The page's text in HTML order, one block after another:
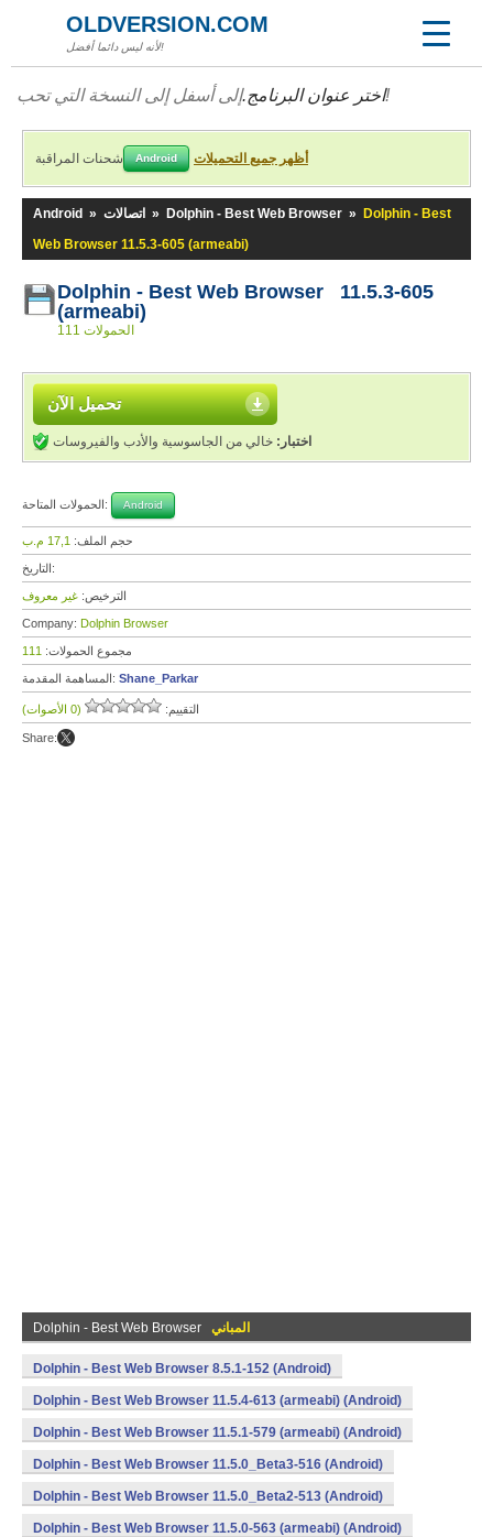
OLDVERSION.COM
لأنه ليس دائما أفضل!
اختر عنوان البرنامج.إلى أسفل إلى النسخة التي تحب!
شحنات المراقبة Android أظهر جميع التحميلات
Android » اتصالات » Dolphin - Best Web Browser »
Dolphin - Best
Web Browser 11.5.3-605 (armeabi)
Dolphin - Best Web Browser 11.5.3-605
(armeabi)
111 الحمولات
تحميل الآن
اختبار: خالي من الجاسوسية والأدب والفيروسات
الحمولات المتاحة: Android
حجم الملف: 17,1 م.ب
التاريخ:
الترخيص: غير معروف
Company: Dolphin Browser
مجموع الحمولات: 111
المساهمة المقدمة: Shane_Parkar
التقييم: (0 الأصوات)
Share:
Dolphin - Best Web Browser المباني
Dolphin - Best Web Browser 8.5.1-152 (Android)
Dolphin - Best Web Browser 11.5.4-613 (armeabi) (Android)
Dolphin - Best Web Browser 11.5.1-579 (armeabi) (Android)
Dolphin - Best Web Browser 11.5.0_Beta3-516 (Android)
Dolphin - Best Web Browser 11.5.0_Beta2-513 (Android)
Dolphin - Best Web Browser 11.5.0-563 (armeabi) (Android)